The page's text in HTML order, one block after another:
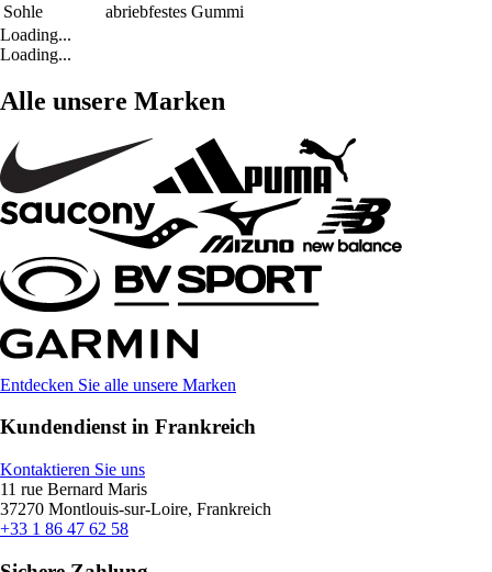
Sohle
abriebfestes Gummi
Loading...
Loading...
Alle unsere Marken
Entdecken Sie alle unsere Marken
Kundendienst in Frankreich
Kontaktieren Sie uns
11 rue Bernard Maris
37270 Montlouis-sur-Loire, Frankreich
+33 1 86 47 62 58